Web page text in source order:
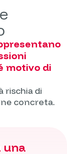
motivo di
rischia di
concreta.
una